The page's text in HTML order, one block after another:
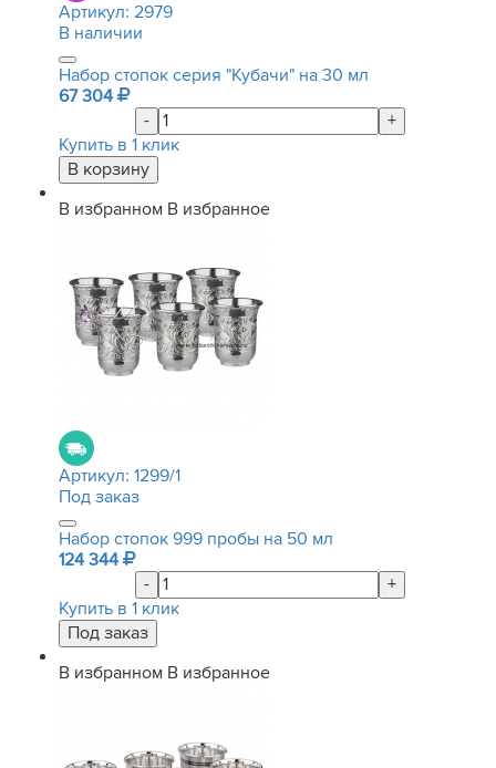
Артикул: 2979
В наличии
Набор стопок серия "Кубачи" на 30 мл
67 304
-
+
Купить в 1 клик
В избранном В избранное
Артикул: 1299/1
Под заказ
Набор стопок 999 пробы на 50 мл
124 344
-
+
Купить в 1 клик
В избранном В избранное